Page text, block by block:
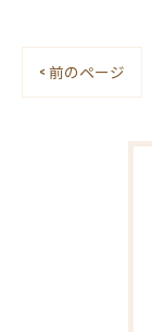
< 前のページ